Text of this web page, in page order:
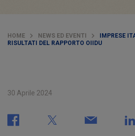
HOME NEWS ED EVENTI
IMPRESE
RISULTATI DEL RAPPORTO OIIDU
30 Aprile 2024